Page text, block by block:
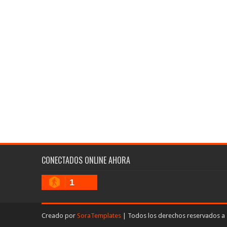
CONECTADOS ONLINE AHORA
1
Creado por SoraTemplates | Todos los derechos reservados a